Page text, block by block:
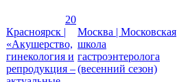
20
Красноярск |
«Акушерство,
гинекология и
репродукция –
Москва | Московская
школа
гастроэнтеролога
(весенний сезон)